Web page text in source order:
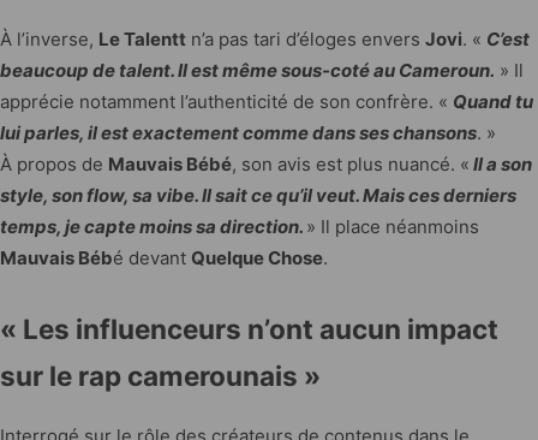
À l’inverse, Le Talentt n’a pas tari d’éloges envers Jovi. « C’est
beaucoup de talent. Il est même sous-coté au Cameroun. » Il
apprécie notamment l’authenticité de son confrère. « Quand tu
lui parles, il est exactement comme dans ses chansons. »
À propos de Mauvais Bébé, son avis est plus nuancé. « Il a son
style, son flow, sa vibe. Il sait ce qu’il veut. Mais ces derniers
temps, je capte moins sa direction. » Il place néanmoins
Mauvais Bébé devant Quelque Chose.
« Les influenceurs n’ont aucun impact
sur le rap camerounais »